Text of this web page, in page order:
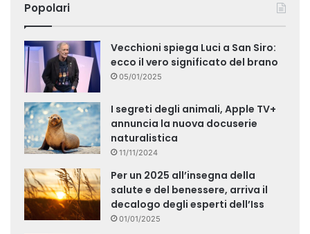
Popolari
Vecchioni spiega Luci a San Siro:
ecco il vero significato del brano
05/01/2025
I segreti degli animali, Apple TV+
annuncia la nuova docuserie
naturalistica
11/11/2024
Per un 2025 all’insegna della
salute e del benessere, arriva il
decalogo degli esperti dell’Iss
01/01/2025